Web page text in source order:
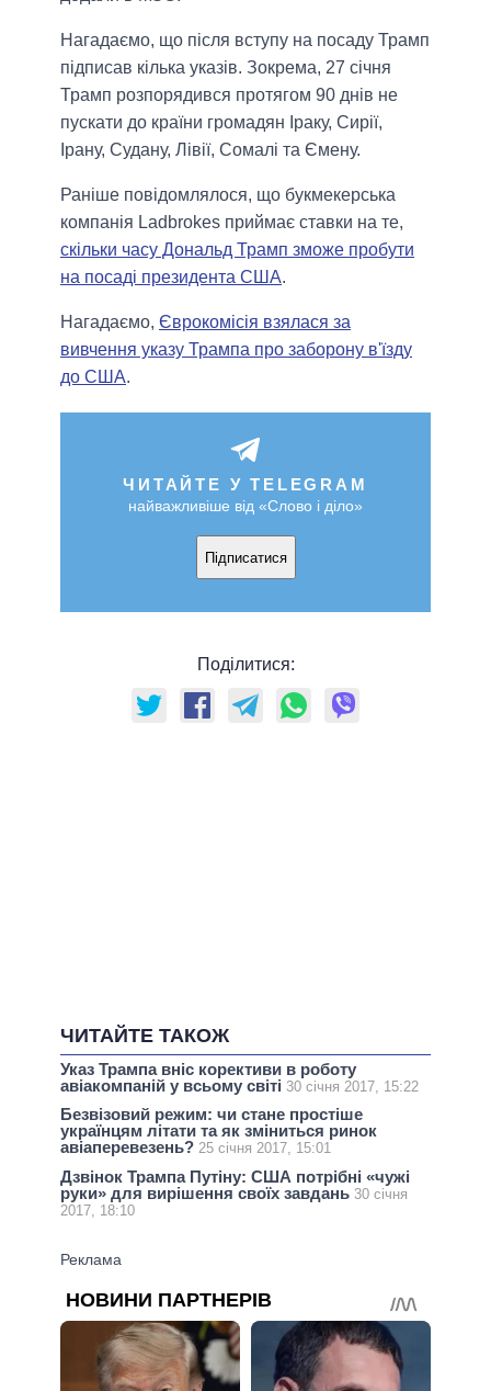
Нагадаємо, що після вступу на посаду Трамп
підписав кілька указів. Зокрема, 27 січня
Трамп розпорядився протягом 90 днів не
пускати до країни громадян Іраку, Сирії,
Ірану, Судану, Лівії, Сомалі та Ємену.
Раніше повідомлялося, що букмекерська
компанія Ladbrokes приймає ставки на те,
скільки часу Дональд Трамп зможе пробути
на посаді президента США.
Нагадаємо, Єврокомісія взялася за
вивчення указу Трампа про заборону в'їзду
до США.
ЧИТАЙТЕ У TELEGRAM
найважливіше від «Слово і діло»
Підписатися
Поділитися:
ЧИТАЙТЕ ТАКОЖ
Указ Трампа вніс корективи в роботу
авіакомпаній у всьому світі 30 січня 2017, 15:22
Безвізовий режим: чи стане простіше
українцям літати та як зміниться ринок
авіаперевезень? 25 січня 2017, 15:01
Дзвінок Трампа Путіну: США потрібні «чужі
руки» для вирішення своїх завдань 30 січня
2017, 18:10